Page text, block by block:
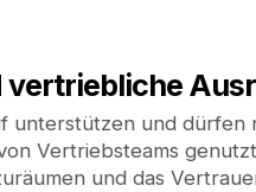
vertriebliche
unterstützen und
Vertriebsteams
und das